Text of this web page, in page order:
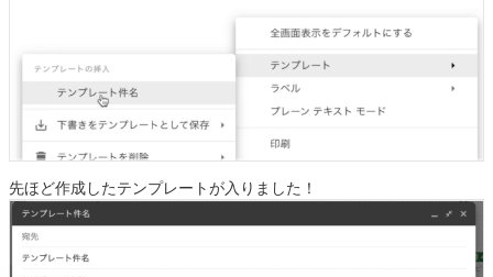
先ほど作成したテンプレートが入りました！